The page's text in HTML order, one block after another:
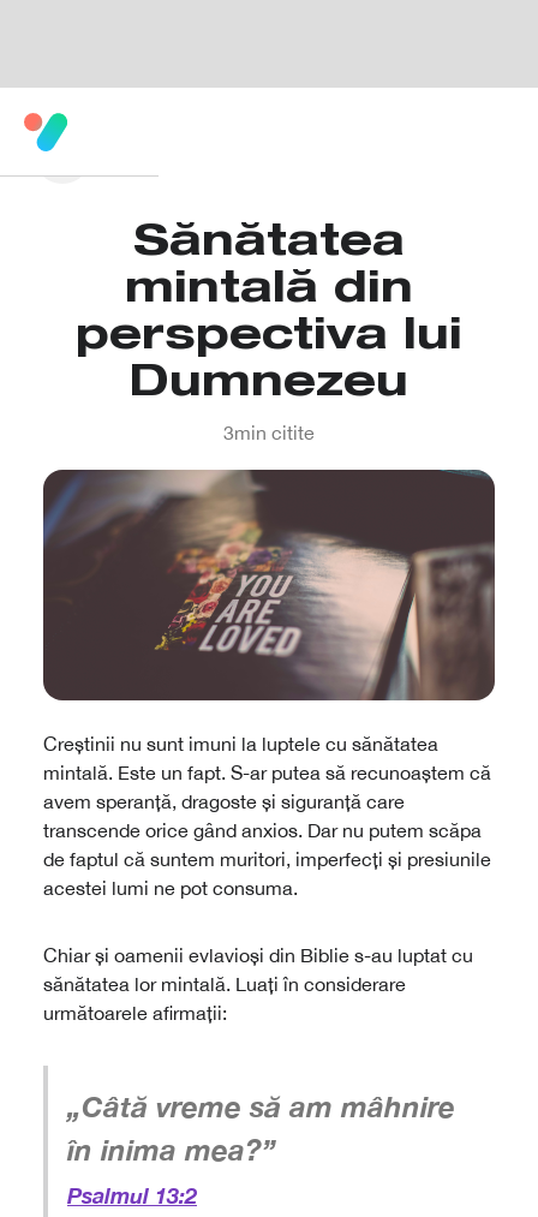
Sănătatea
mintală din
perspectiva lui
Dumnezeu
3min citite
Creștinii nu sunt imuni la luptele cu sănătatea
mintală. Este un fapt. S-ar putea să recunoaștem că
avem speranță, dragoste și siguranță care
transcende orice gând anxios. Dar nu putem scăpa
de faptul că suntem muritori, imperfecți și presiunile
acestei lumi ne pot consuma.
Chiar și oamenii evlavioși din Biblie s-au luptat cu
sănătatea lor mintală. Luați în considerare
următoarele afirmații:
„Câtă vreme să am mâhnire
în inima mea?”
Psalmul 13:2